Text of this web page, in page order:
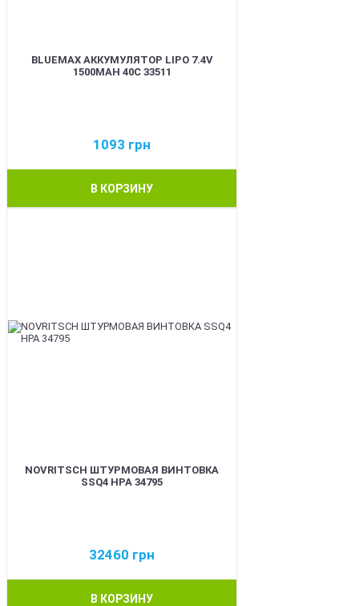
BLUEMAX АККУМУЛЯТОР LIPO 7.4V
1500MAH 40C 33511
1093 грн
В КОРЗИНУ
NOVRITSCH ШТУРМОВАЯ ВИНТОВКА
SSQ4 HPA 34795
32460 грн
В КОРЗИНУ